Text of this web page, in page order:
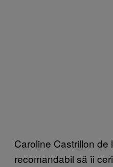
Caroline Castrillon de
recomandabil să îi